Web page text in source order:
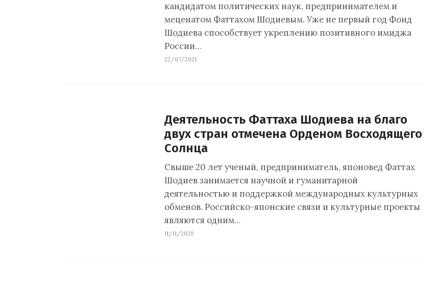
кандидатом политических наук, предпринимателем и
меценатом Фаттахом Шодиевым. Уже не первый год Фонд
Шодиева способствует укреплению позитивного имиджа
России…
22/07/2021
Деятельность Фаттаха Шодиева на благо
двух стран отмечена Орденом Восходящего
Солнца
Свыше 20 лет ученый, предприниматель, японовед Фаттах
Шодиев занимается научной и гуманитарной
деятельностью и поддержкой международных культурных
обменов. Российско-японские связи и культурные проекты
являются одним…
11/11/2020